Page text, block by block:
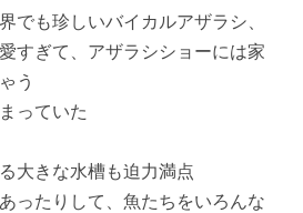
でも珍しいバイカルアザラシ、
すぎて、アザラシショーには家
う
っていた
大きな水槽も迫力満点
ったりして、魚たちをいろんな